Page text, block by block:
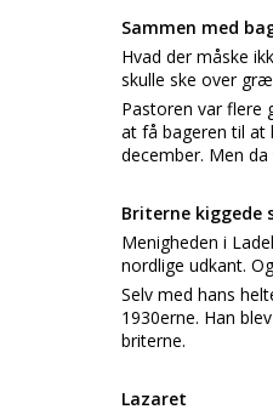
Sammen med
Hvad der måske
skulle ske over
Pastoren var flere
at få bageren til at
december. Men
Briterne kiggede
Menigheden i
nordlige udkant.
Selv med hans
1930erne. Han
briterne.
Lazaret